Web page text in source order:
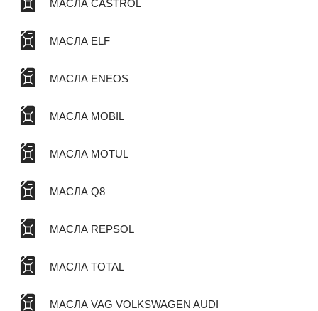
МАСЛА CASTROL
МАСЛА ELF
МАСЛА ENEOS
МАСЛА MOBIL
МАСЛА MOTUL
МАСЛА Q8
МАСЛА REPSOL
МАСЛА TOTAL
МАСЛА VAG VOLKSWAGEN AUDI